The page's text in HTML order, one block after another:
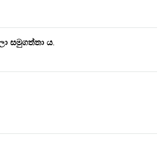
සමුගත්තා ය.